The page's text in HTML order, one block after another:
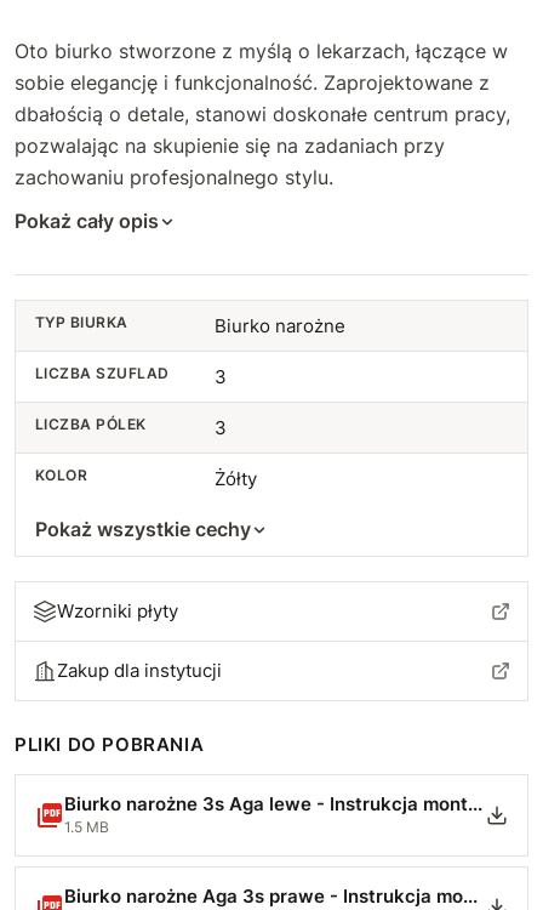
Oto biurko stworzone z myślą o lekarzach, łączące w
sobie elegancję i funkcjonalność. Zaprojektowane z
dbałością o detale, stanowi doskonałe centrum pracy,
pozwalając na skupienie się na zadaniach przy
zachowaniu profesjonalnego stylu.
Pokaż cały opis
TYP BIURKA Biurko narożne
LICZBA SZUFLAD 3
LICZBA PÓLEK 3
KOLOR Żółty
Pokaż wszystkie cechy
Wzorniki płyty
Zakup dla instytucji
PLIKI DO POBRANIA
Biurko narożne 3s Aga lewe - Instrukcja montażu-min.pdf
1.5 MB
Biurko narożne Aga 3s prawe - Instrukcja montażu-min.pdf